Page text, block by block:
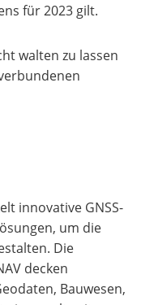
für 2023 gilt.
walten zu lassen
innovative GNSS-
um die
Die
decken
Bauwesen,